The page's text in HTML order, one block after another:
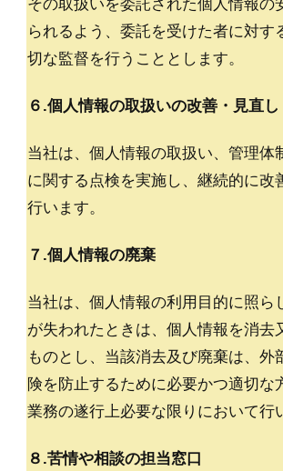
その取扱いを委託された個人情報の
られるよう、委託を受けた者に対す
切な監督を行うこととします。
６.個人情報の取扱いの改善・見直し
当社は、個人情報の取扱い、管理体
に関する点検を実施し、継続的に改
行います。
７.個人情報の廃棄
当社は、個人情報の利用目的に照ら
が失われたときは、個人情報を消去
ものとし、当該消去及び廃棄は、外
険を防止するために必要かつ適切な
業務の遂行上必要な限りにおいて行
８.苦情や相談の担当窓口